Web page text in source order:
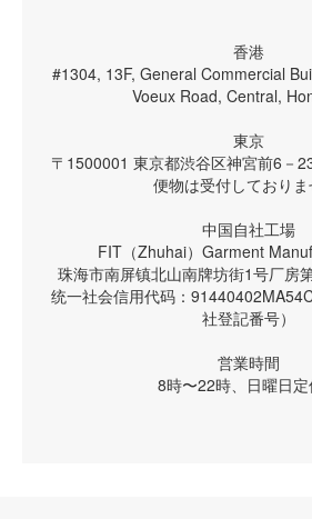
香港
#1304, 13F, General Commercial
Voeux Road, Central,
東京
〒1500001 東京都渋谷区神宮前6－
便物は受付しており
中国自社工場
FIT（Zhuhai）Garment
珠海市南屏镇北山南牌坊街1号厂房
统一社会信用代码：
社登記番号）
営業時間
8時〜22時、日曜日定